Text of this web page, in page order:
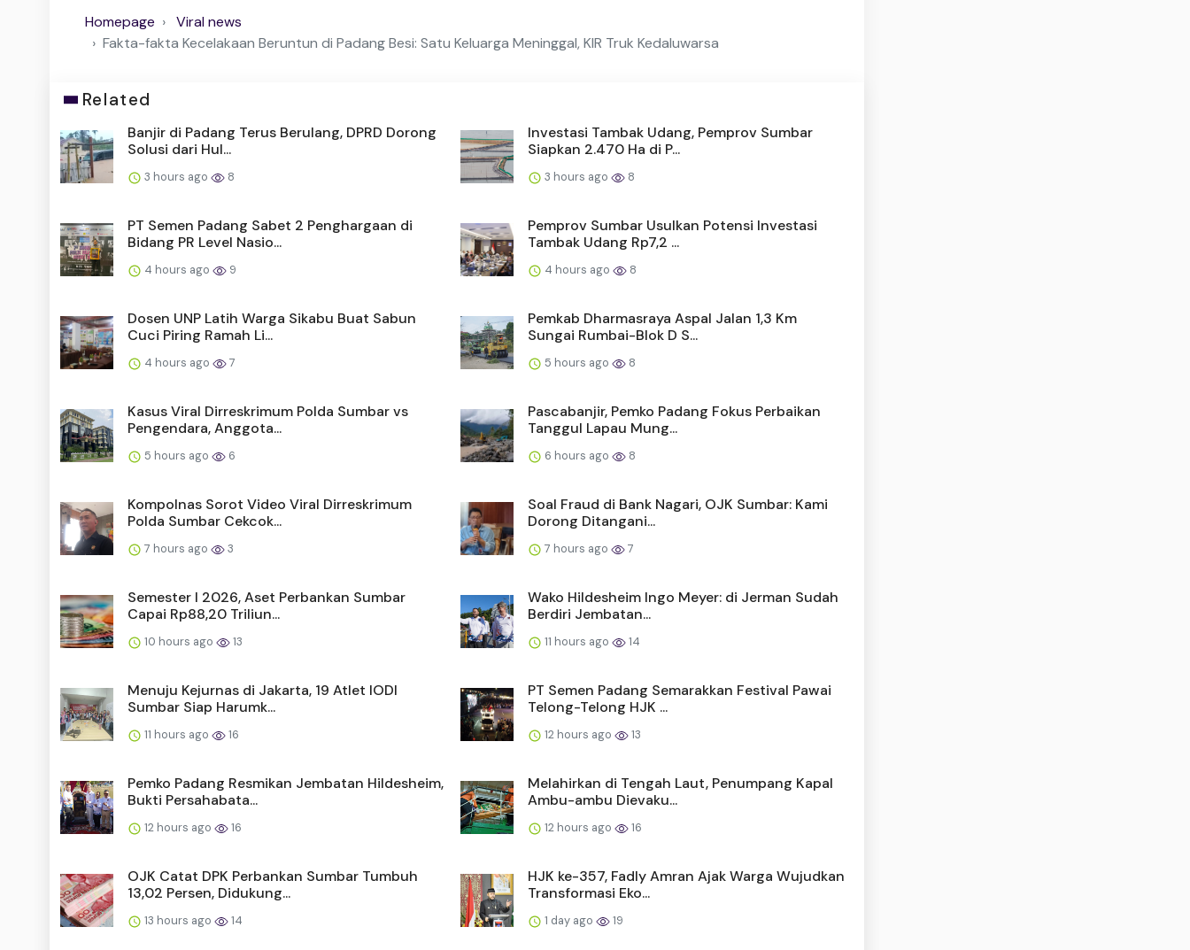
Homepage
Viral news
Fakta-fakta Kecelakaan Beruntun di Padang Besi: Satu Keluarga Meninggal, KIR Truk Kedaluwarsa
Related
Banjir di Padang Terus Berulang, DPRD Dorong
Solusi dari Hul...
3 hours ago 8
Investasi Tambak Udang, Pemprov Sumbar
Siapkan 2.470 Ha di P...
3 hours ago 8
PT Semen Padang Sabet 2 Penghargaan di
Bidang PR Level Nasio...
4 hours ago 9
Pemprov Sumbar Usulkan Potensi Investasi
Tambak Udang Rp7,2 ...
4 hours ago 8
Dosen UNP Latih Warga Sikabu Buat Sabun
Cuci Piring Ramah Li...
4 hours ago 7
Pemkab Dharmasraya Aspal Jalan 1,3 Km
Sungai Rumbai-Blok D S...
5 hours ago 8
Kasus Viral Dirreskrimum Polda Sumbar vs
Pengendara, Anggota...
5 hours ago 6
Pascabanjir, Pemko Padang Fokus Perbaikan
Tanggul Lapau Mung...
6 hours ago 8
Kompolnas Sorot Video Viral Dirreskrimum
Polda Sumbar Cekcok...
7 hours ago 3
Soal Fraud di Bank Nagari, OJK Sumbar: Kami
Dorong Ditangani...
7 hours ago 7
Semester I 2026, Aset Perbankan Sumbar
Capai Rp88,20 Triliun...
10 hours ago 13
Wako Hildesheim Ingo Meyer: di Jerman Sudah
Berdiri Jembatan...
11 hours ago 14
Menuju Kejurnas di Jakarta, 19 Atlet IODI
Sumbar Siap Harumk...
11 hours ago 16
PT Semen Padang Semarakkan Festival Pawai
Telong-Telong HJK ...
12 hours ago 13
Pemko Padang Resmikan Jembatan Hildesheim,
Bukti Persahabata...
12 hours ago 16
Melahirkan di Tengah Laut, Penumpang Kapal
Ambu-ambu Dievaku...
12 hours ago 16
OJK Catat DPK Perbankan Sumbar Tumbuh
13,02 Persen, Didukung...
13 hours ago 14
HJK ke-357, Fadly Amran Ajak Warga Wujudkan
Transformasi Eko...
1 day ago 19